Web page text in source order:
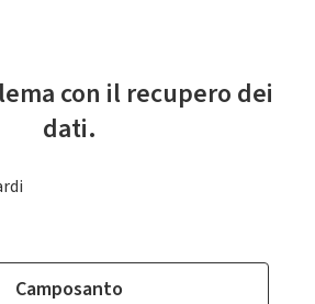
con il recupero dei
dati.
Camposanto